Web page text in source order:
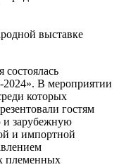
выставке
В мероприятии
которых
гостям
и зарубежную
и импортной
племенных